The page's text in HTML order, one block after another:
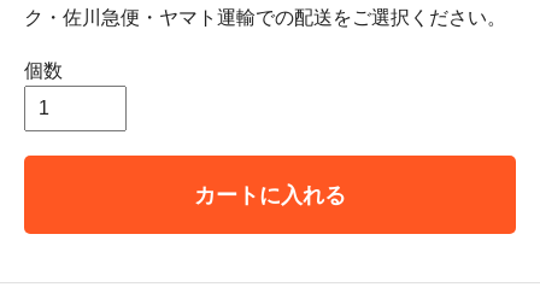
ク・佐川急便・ヤマト運輸での配送をご選択ください。
個数
カートに入れる